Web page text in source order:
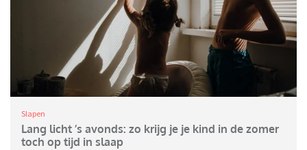
Slapen
Lang licht ’s avonds: zo krijg je je kind in de zomer
toch op tijd in slaap